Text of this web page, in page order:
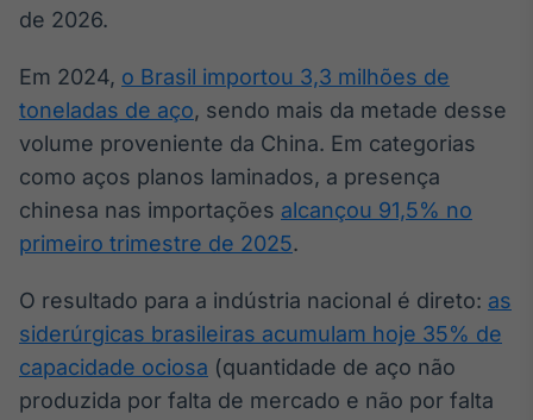
Gestão de
Em breve
Tokenização
de ativos
Em breve
de 2026.
Em 2024, o Brasil importou 3,3 milhões de
toneladas de aço, sendo mais da metade desse
volume proveniente da China. Em categorias
como aços planos laminados, a presença
chinesa nas importações alcançou 91,5% no
primeiro trimestre de 2025.
O resultado para a indústria nacional é direto: as
siderúrgicas brasileiras acumulam hoje 35% de
capacidade ociosa (quantidade de aço não
produzida por falta de mercado e não por falta